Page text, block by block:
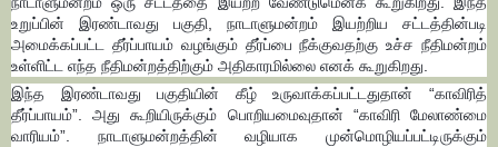
உறுப்பின் இரண்டாவது பகுதி, நாடாளுமன்றம் இயற்றிய சட்டத்தின்படி
அமைக்கப்பட்ட தீர்ப்பாயம் வழங்கும் தீர்ப்பை நீக்குவதற்கு உச்ச நீதிமன்றம்
உள்ளிட்ட எந்த நீதிமன்றத்திற்கும் அதிகாரமில்லை எனக் கூறுகிறது.
இந்த இரண்டாவது பகுதியின் கீழ் உருவாக்கப்பட்டதுதான் “காவிரித்
தீர்ப்பாயம்”. அது கூறியிருக்கும் பொறியமைவுதான் “காவிரி மேலாண்மை
வாரியம்”. நாடாளுமன்றத்தின் வழியாக முன்மொழியப்பட்டிருக்கும்